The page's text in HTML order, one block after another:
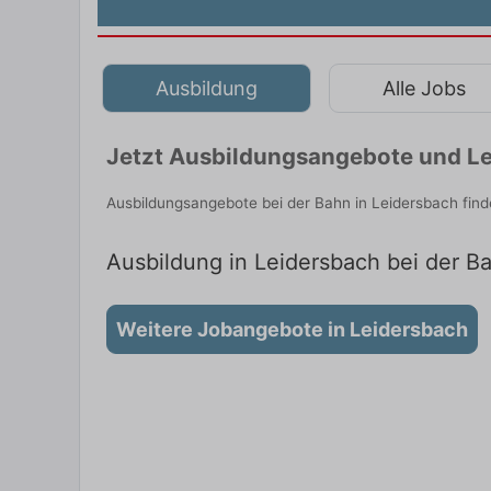
Ausbildung Alle Jobs
Jetzt Ausbildungsangebote und
Ausbildungsangebote bei der Bahn in Leidersbach
Ausbildung in Leidersbach bei der
Weitere Jobangebote in Leidersbach